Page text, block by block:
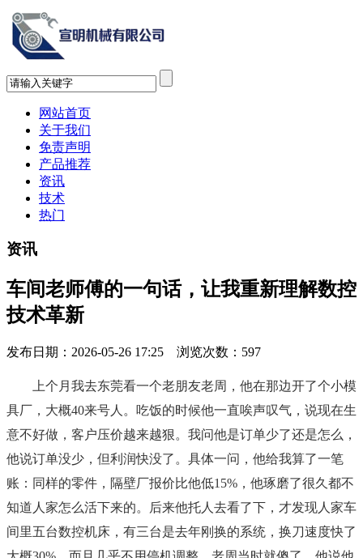
网站首页
关于我们
免责声明
产品推荐
资讯
技术
热门
资讯
车间老师傅的一句话，让我重新理解数控
技术革新
发布日期：2026-05-26 17:25 浏览次数： 597
上个月我去东莞看一个老朋友老周，他在那边开了个小模
具厂，大概40来号人。吃饭的时候他一直唉声叹气，说现在生
意不好做，客户压价越来越狠。我问他是订单少了还是怎么，
他说订单没少，但利润快没了。具体一问，他给我算了一笔
账：同样的零件，隔壁厂报价比他低15%，他琢磨了很久都不
知道人家怎么活下来的。后来他托人去看了下，才发现人家车
间里五台数控机床，有三台是去年刚换的系统，换刀速度快了